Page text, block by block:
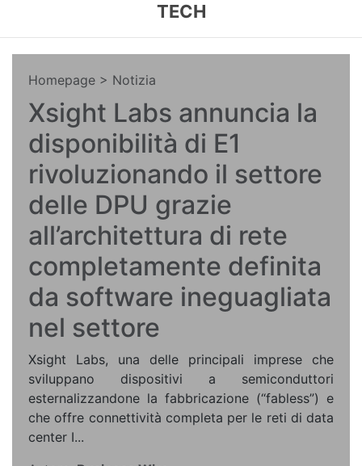
TECH
Homepage > Notizia
Xsight Labs annuncia la
disponibilità di E1
rivoluzionando il settore
delle DPU grazie
all’architettura di rete
completamente definita
da software ineguagliata
nel settore
Xsight Labs, una delle principali imprese che
sviluppano dispositivi a semiconduttori
esternalizzandone la fabbricazione (“fabless”) e
che offre connettività completa per le reti di data
center I...